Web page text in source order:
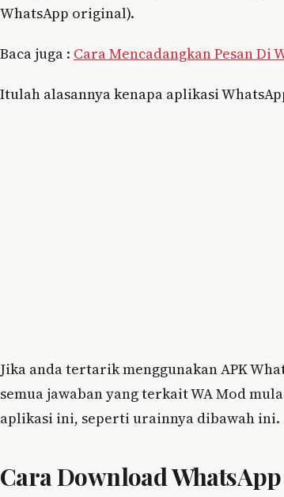
WhatsApp original).
Baca juga : Cara Mencadangkan Pesan Di
Itulah alasannya kenapa aplikasi
Jika anda tertarik menggunakan APK
semua jawaban yang terkait WA Mod
aplikasi ini, seperti urainnya dibawah ini.
Cara Download